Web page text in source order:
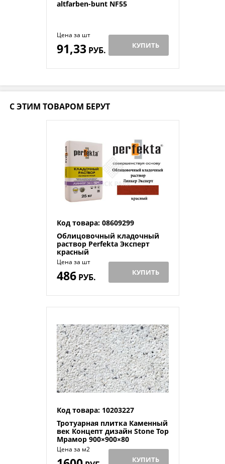
altfarben-bunt NF55
Цена за шт
91,33РУБ. КУПИТЬ
С ЭТИМ ТОВАРОМ БЕРУТ
Код товара: 08609299
Облицовочный кладочный
раствор Perfekta Эксперт
красный
Цена за шт
486РУБ. КУПИТЬ
Код товара: 10203227
Тротуарная плитка Каменный
век Концепт дизайн Stone Top
Мрамор 900×900×80
Цена за м2
КУПИТЬ